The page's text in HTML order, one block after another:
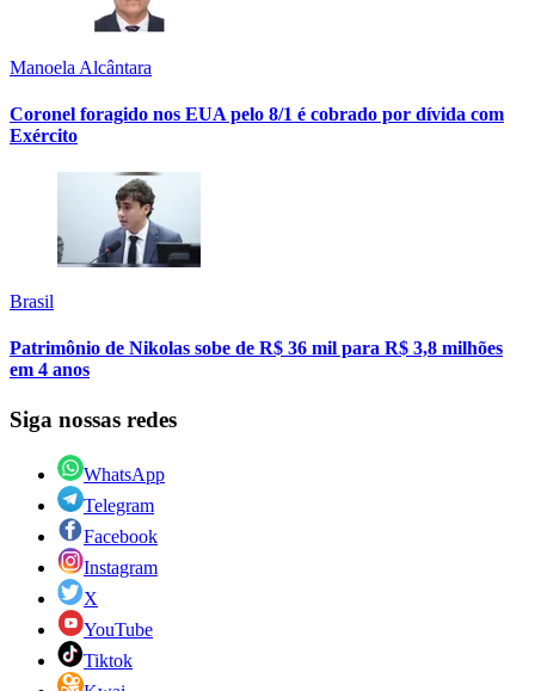
Manoela Alcântara
Coronel foragido nos EUA pelo 8/1 é cobrado por dívida com
Exército
Brasil
Patrimônio de Nikolas sobe de R$ 36 mil para R$ 3,8 milhões
em 4 anos
Siga nossas redes
WhatsApp
Telegram
Facebook
Instagram
X
YouTube
Tiktok